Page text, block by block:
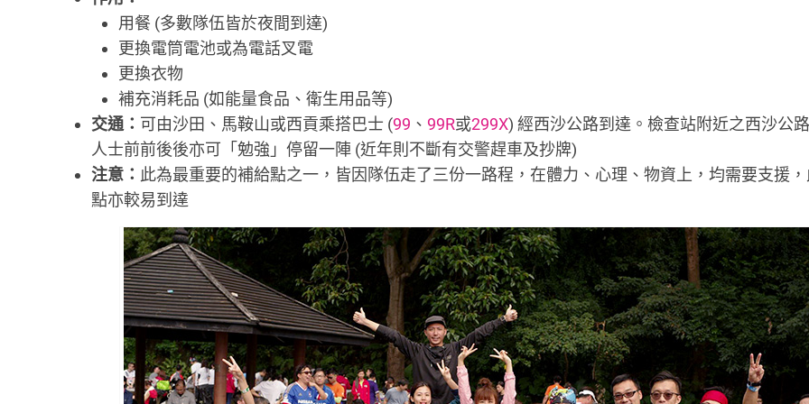
用餐 (多數隊伍皆於夜間到達)
更換電筒電池或為電話叉電
更換衣物
補充消耗品 (如能量食品、衛生用品等)
交通： 可由沙田、馬鞍山或西貢乘搭巴士 (99 、99R或299X) 經西沙公路到達。檢查站附近之西沙公
人士前前後後亦可「勉強」停留一陣 (近年則不斷有交警趕車及抄牌)
注意： 此為最重要的補給點之一，皆因隊伍走了三份一路程，在體力、心理、物資上，均需要支援
點亦較易到達